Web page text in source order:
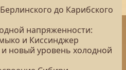
до Карибского
напряженности:
и Киссинджер
и новый уровень холодной